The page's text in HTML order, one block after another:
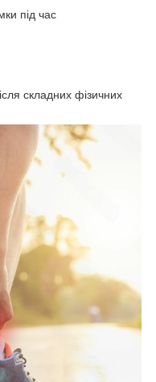
під час
складних фізичних